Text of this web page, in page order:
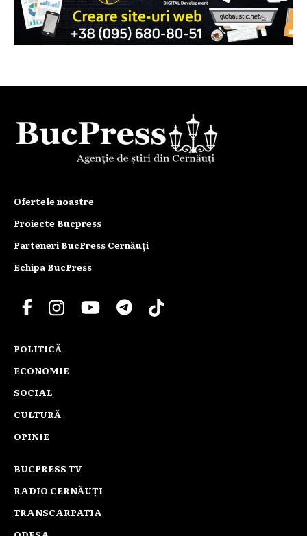
Ofertele noastre
Proiecte Bucpress
Parteneri BucPress Cernăuți
Echipa BucPress
POLITICĂ
ECONOMIE
SOCIAL
CULTURĂ
OPINIE
BUCPRESS TV
RADIO CERNĂUȚI
TRANSCARPATIA